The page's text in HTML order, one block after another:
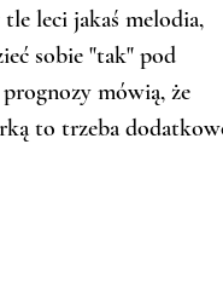
leci jakaś melodia,
sobie "tak" pod
mówią, że
to trzeba